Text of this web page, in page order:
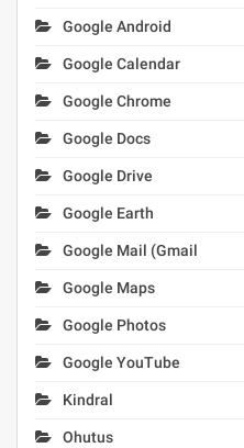
Google Android
Google Calendar
Google Chrome
Google Docs
Google Drive
Google Earth
Google Mail (Gmail
Google Maps
Google Photos
Google YouTube
Kindral
Ohutus